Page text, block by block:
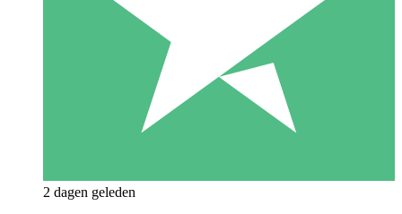
2 dagen geleden